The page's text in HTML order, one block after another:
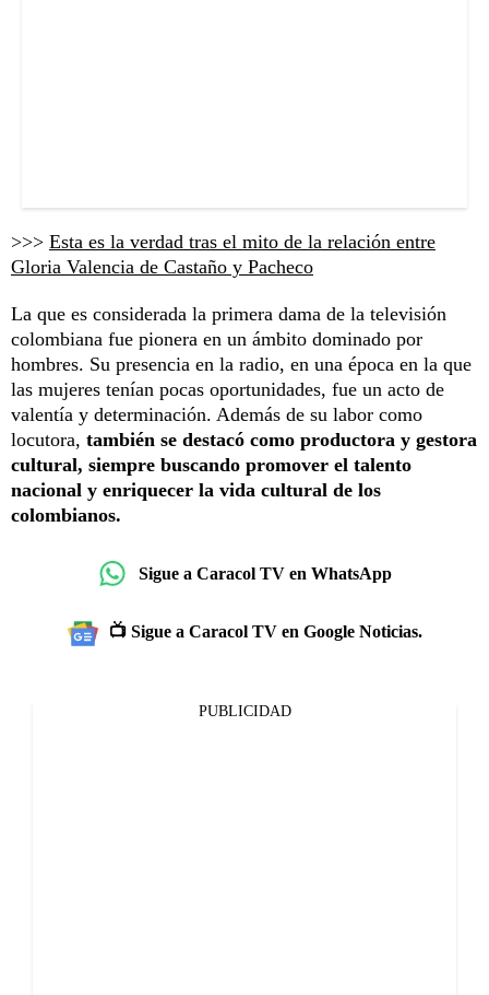
>>> Esta es la verdad tras el mito de la relación entre
Gloria Valencia de Castaño y Pacheco
La que es considerada la primera dama de la televisión
colombiana fue pionera en un ámbito dominado por
hombres. Su presencia en la radio, en una época en la que
las mujeres tenían pocas oportunidades, fue un acto de
valentía y determinación. Además de su labor como
locutora, también se destacó como productora y gestora
cultural, siempre buscando promover el talento
nacional y enriquecer la vida cultural de los
colombianos.
Sigue a Caracol TV en WhatsApp
📺 Sigue a Caracol TV en Google Noticias.
PUBLICIDAD